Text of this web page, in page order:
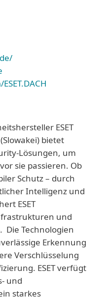
ESET
bietet
Lösungen, um
sie passieren. Ob
Schutz – durch
Intelligenz und
ESET
und
Die Technologien
Erkennung
Verschlüsselung
ESET verfügt
und
starkes